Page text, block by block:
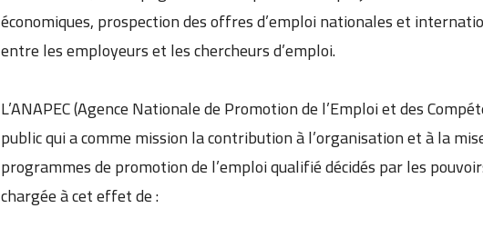
économiques, prospection des offres d’emploi nationales et
entre les employeurs et les chercheurs d’emploi.
L’ANAPEC (Agence Nationale de Promotion de l’Emploi et des
public qui a comme mission la contribution à l’organisation et à la
programmes de promotion de l’emploi qualifié décidés par les
chargée à cet effet de :